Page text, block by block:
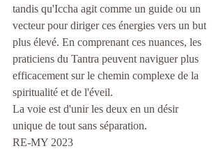
tandis qu'Iccha agit comme un guide ou un
vecteur pour diriger ces énergies vers un but
plus élevé. En comprenant ces nuances, les
praticiens du Tantra peuvent naviguer plus
efficacement sur le chemin complexe de la
spiritualité et de l'éveil.
La voie est d'unir les deux en un désir
unique de tout sans séparation.
RE-MY 2023